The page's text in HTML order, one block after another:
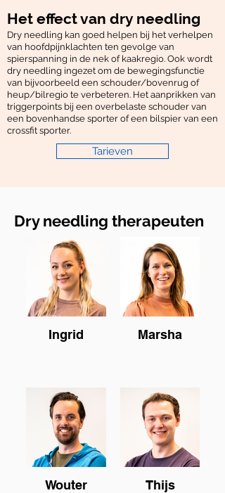
Het effect van dry needling
Dry needling kan goed helpen bij het verhelpen
van hoofdpijnklachten ten gevolge van
spierspanning in de nek of kaakregio. Ook wordt
dry needling ingezet om de bewegingsfunctie
van bijvoorbeeld een schouder/bovenrug of
heup/bilregio te verbeteren. Het aanprikken van
triggerpoints bij een overbelaste schouder van
een bovenhandse sporter of een bilspier van een
crossfit sporter.
Tarieven
Dry needling therapeuten
Ingrid Marsha
Wouter Thijs